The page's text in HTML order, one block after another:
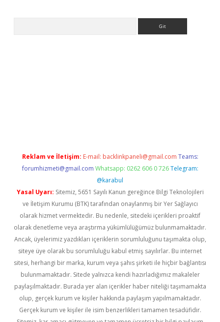
Reklam ve İletişim: E-mail: backlinkpaneli@gmail.com Teams:
forumhizmeti@gmail.com Whatsapp: 0262 606 0 726 Telegram:
@karabul
Yasal Uyarı: Sitemiz, 5651 Sayılı Kanun gereğince Bilgi Teknolojileri
ve İletişim Kurumu (BTK) tarafından onaylanmış bir Yer Sağlayıcı
olarak hizmet vermektedir. Bu nedenle, sitedeki içerikleri proaktif
olarak denetleme veya araştırma yükümlülüğümüz bulunmamaktadır.
Ancak, üyelerimiz yazdıkları içeriklerin sorumluluğunu taşımakta olup,
siteye üye olarak bu sorumluluğu kabul etmiş sayılırlar. Bu internet
sitesi, herhangi bir marka, kurum veya şahıs şirketi ile hiçbir bağlantısı
bulunmamaktadır. Sitede yalnızca kendi hazırladığımız makaleler
paylaşılmaktadır. Burada yer alan içerikler haber niteliği taşımamakta
olup, gerçek kurum ve kişiler hakkında paylaşım yapılmamaktadır.
Gerçek kurum ve kişiler ile isim benzerlikleri tamamen tesadüfidir.